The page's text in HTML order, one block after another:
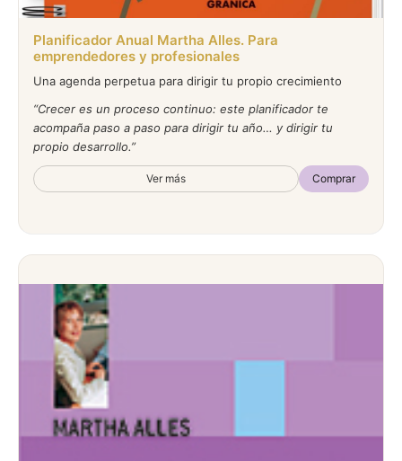
Planificador Anual Martha Alles. Para
emprendedores y profesionales
Una agenda perpetua para dirigir tu propio crecimiento
Crecer es un proceso continuo: este planificador te
acompaña paso a paso para dirigir tu año… y dirigir tu
propio desarrollo.
Ver más Comprar